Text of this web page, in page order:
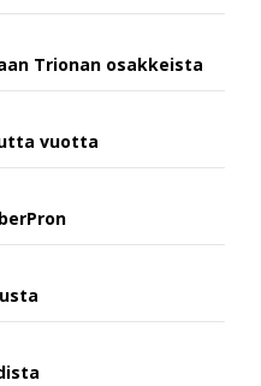
Trionan osakkeista
vuotta